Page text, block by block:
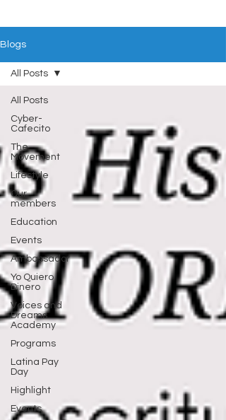
Blogs
All Posts
Cyber-
Cafecito
The
Movement
Lifestyle
Our
members
Education
Events
Ambassador
Yo Quiero
Dinero
Voices and
Dreams
Academy
Programs
Latina Pay
Day
Highlight
Events
All Posts